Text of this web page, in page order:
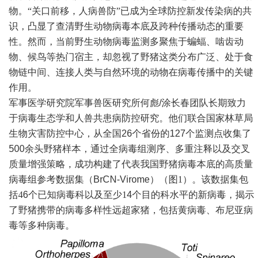
物。 “关口前移，人病兽防”已成为全球防控新发传染病的共
识，凸显了查清野生动物病毒本底及跨种传播动态的重要
性。然而，当前野生动物病毒监测多聚焦于蝙蝠、啮齿动
物、候鸟等热门宿主，却忽视了野猪这类分布广泛、处于食
物链中间、连接人类与自然环境的动物在病毒传播中的关键
作用。
军事医学研究院军事兽医研究所何彪/涂长春团队长期致力
于病毒生态学和人兽共患病防控研究。他们联合国家林草局
生物灾害防控中心， 从全国 26个省份的127个监测点收集了
500余头野猪样本，通过全病毒组测序、多重注释以及交叉
质量增强策略， 成功构建了代表我国野猪病毒本底的高质量
病毒组参考数据集（ BrCN-Virome） （图 1） 。该数据集包
括46个已知病毒科以及至少14个目的科水平的新病毒，揭示
了野猪携带的病毒多样性远超家猪，包括黄病毒、布尼亚病
毒等多种病毒。